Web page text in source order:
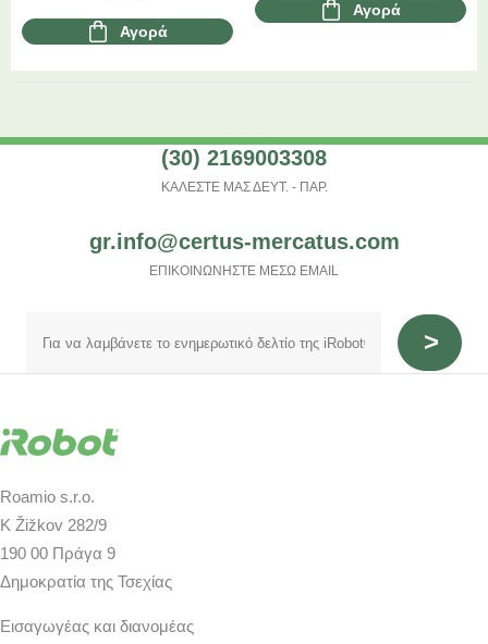
Αγορά
Αγορά
(30) 2169003308
ΚΑΛΕΣΤΕ ΜΑΣ ΔΕΥΤ. - ΠΑΡ.
gr.info@certus-mercatus.com
ΕΠΙΚΟΙΝΩΝΗΣΤΕ ΜΕΣΩ EMAIL
Roamio s.r.o.
K Žižkov 282/9
190 00 Πράγα 9
Δημοκρατία της Τσεχίας
Εισαγωγέας και διανομέας